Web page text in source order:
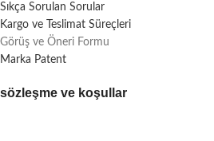
Sıkça Sorulan Sorular
Kargo ve Teslimat Süreçleri
Görüş ve Öneri Formu
Marka Patent
sözleşme ve koşullar